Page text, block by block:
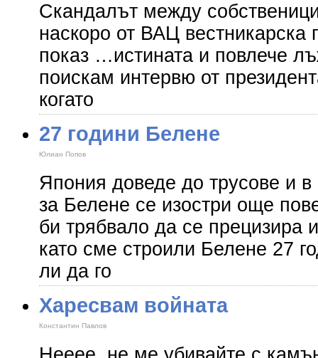
Скандалът между
наскоро от ВАЦ вестникарска
показ …истината и повлече
поискам интервю от
когато
27 години Белене
Юлиан Попов
Япония доведе до трусове и
за Белене се изостри още
би трябвало да се прецизира
като сме строили Белене 27
ли да го
Харесвам войната
Константин Павлов